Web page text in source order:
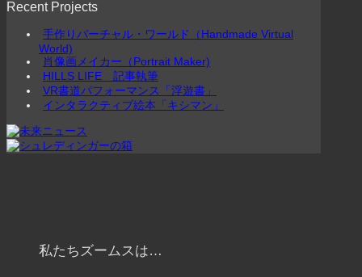
Recent Projects
手作りバーチャル・ワールド（Handmade Virtual
World)
肖像画メイカー（Portrait Maker)
HILLS LIFE 記事執筆
VR書道パフォーマンス「浮遊書」
インタラクティブ絵本「キシマン」
私たちズームスは…